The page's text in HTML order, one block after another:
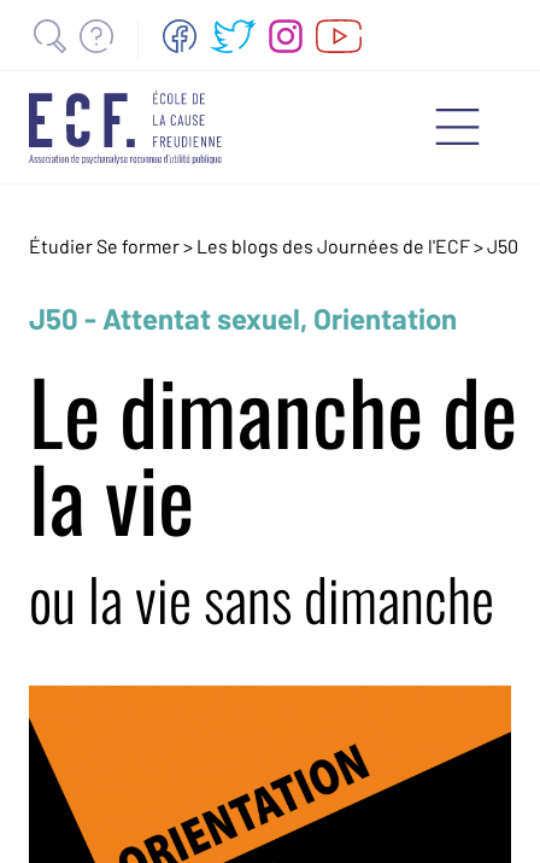
Étudier Se former > Les blogs des Journées de l'ECF>J50
J50 - Attentat sexuel, Orientation
Le dimanche de
la vie
ou la vie sans dimanche